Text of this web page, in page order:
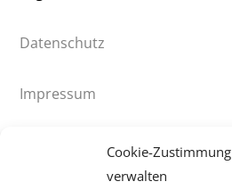
Cookie-Zustimmung
verwalten
Datenschutz
Impressum
© 2021 HV90 Klingenthal e.V.